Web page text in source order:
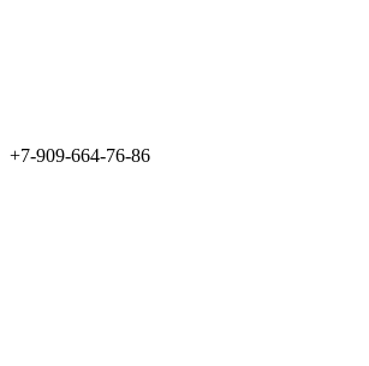
+7-909-664-76-86